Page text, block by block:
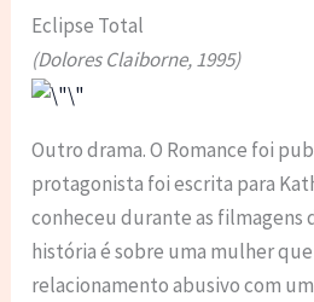
Eclipse Total
(Dolores Claiborne, 1995)
Outro drama. O Romance foi
protagonista foi escrita para
conheceu durante as filmagens
história é sobre uma mulher
relacionamento abusivo com